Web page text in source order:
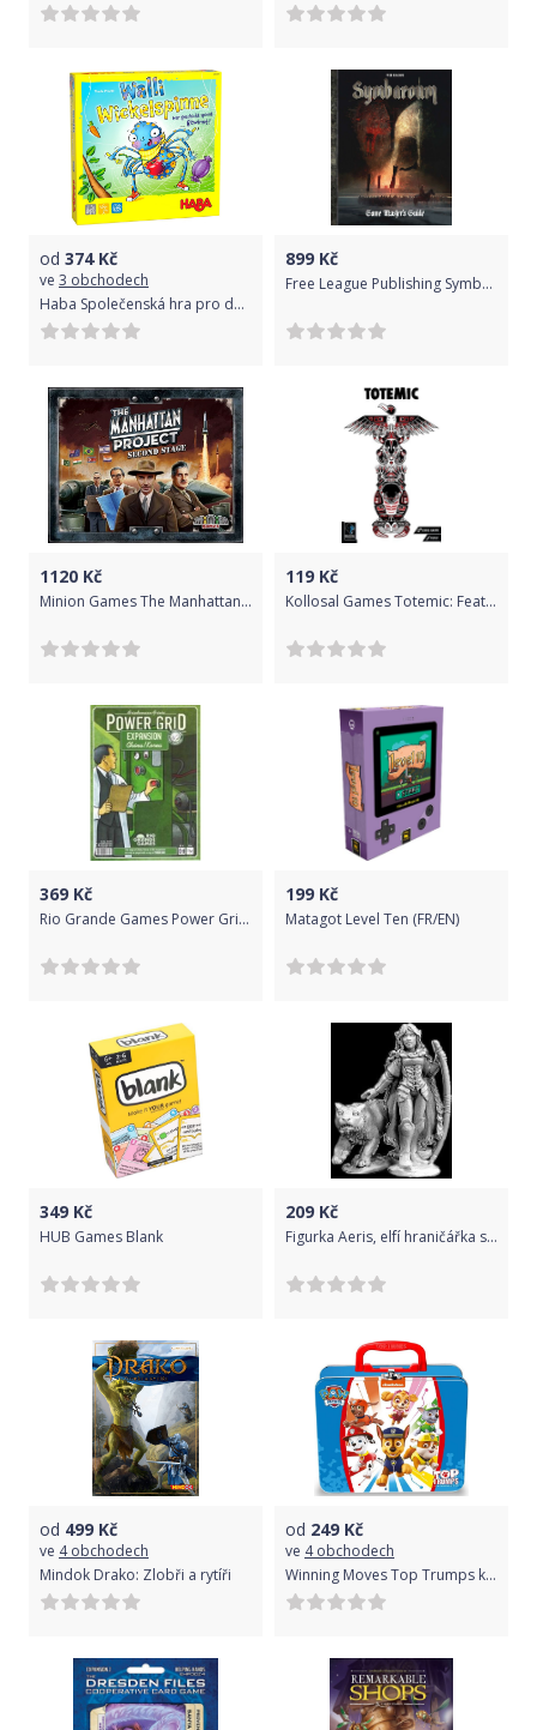
od 374Kč
ve 3 obchodech
Haba Společenská hra pro děti: Pavoučí síť
899 Kč
Free League Publishing Symbaroum RPG GM Guide
1120 Kč
Minion Games The Manhattan Project: Second Stage
119 Kč
Kollosal Games Totemic: Feather and Fang
369 Kč
Rio Grande Games Power Grid: China/Korea (Recharged)
199 Kč
Matagot Level Ten (FR/EN)
349 Kč
HUB Games Blank
209 Kč
Figurka Aeris, elfí hraničářka s panterem
od 499 Kč
ve 4 obchodech
Mindok Drako: Zlobři a rytíři
od 249 Kč
ve 4 obchodech
Winning Moves Top Trumps karetní přebíjená v plechové krabičce - Tlapková Patrola